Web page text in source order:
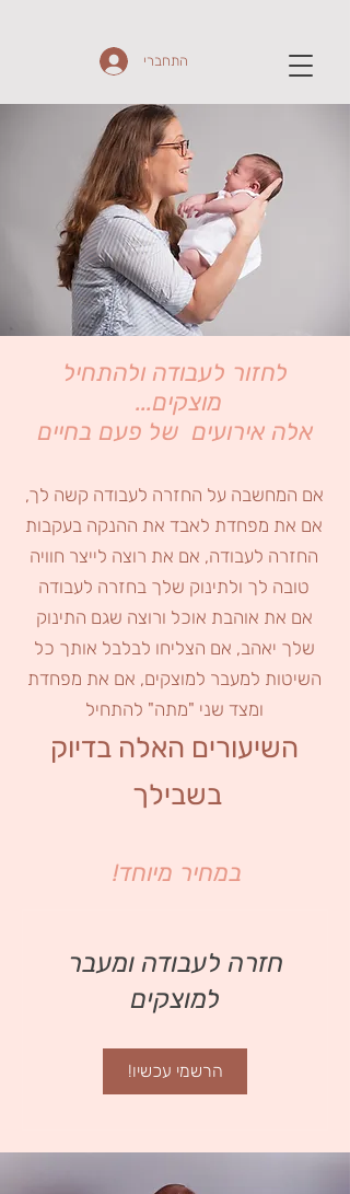
התחברי
לחזור לעבודה ולהתחיל
מוצקים...
אלה אירועים של פעם בחיים
אם המחשבה על החזרה לעבודה קשה לך,
אם את מפחדת לאבד את ההנקה בעקבות
החזרה לעבודה, אם את רוצה לייצר חוויה
טובה לך ולתינוק שלך בחזרה לעבודה
אם את אוהבת אוכל ורוצה שגם התינוק
שלך יאהב, אם הצליחו לבלבל אותך כל
השיטות למעבר למוצקים, אם את מפחדת
ומצד שני "מתה" להתחיל
השיעורים האלה בדיוק
בשבילך
במחיר מיוחד!
חזרה לעבודה ומעבר
למוצקים
הרשמי עכשיו!